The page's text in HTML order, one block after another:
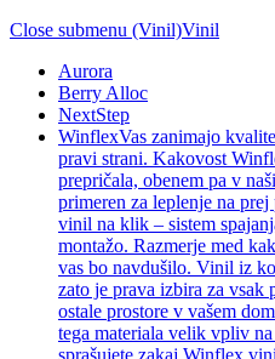
Close submenu (Vinil)Vinil
Aurora
Berry Alloc
NextStep
WinflexVas zanimajo
pravi strani. Kakovost
prepričala, obenem pa v
primeren za leplenje na
vinil na klik – sistem
montažo. Razmerje med
vas bo navdušilo. Vinil iz
zato je prava izbira za vsak
ostale prostore v vašem
tega materiala velik vpliv
sprašujete zakaj Winflex